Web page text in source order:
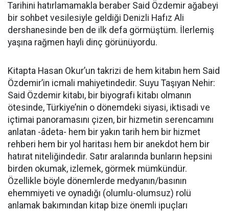
Tarihini hatırlamamakla beraber Said Özdemir ağabeyi
bir sohbet vesilesiyle geldiği Denizli Hafız Ali
dershanesinde ben de ilk defa görmüştüm. İlerlemiş
yaşına rağmen hayli dinç görünüyordu.
Kitapta Hasan Okur’un takrizi de hem kitabın hem Said
Özdemir’in icmali mahiyetindedir. Suyu Taşıyan Nehir:
Said Özdemir kitabı, bir biyografi kitabı olmanın
ötesinde, Türkiye’nin o dönemdeki siyasi, iktisadi ve
içtimai panoramasını çizen, bir hizmetin serencamını
anlatan -âdeta- hem bir yakın tarih hem bir hizmet
rehberi hem bir yol haritası hem bir anekdot hem bir
hatırat niteliğindedir. Satır aralarında bunların hepsini
birden okumak, izlemek, görmek mümkündür.
Özellikle böyle dönemlerde medyanın/basının
ehemmiyeti ve oynadığı (olumlu-olumsuz) rolü
anlamak bakımından kitap bize önemli ipuçları